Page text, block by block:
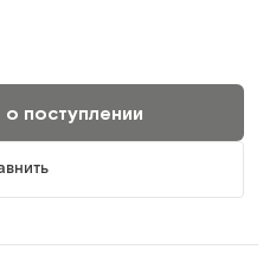
поступлении